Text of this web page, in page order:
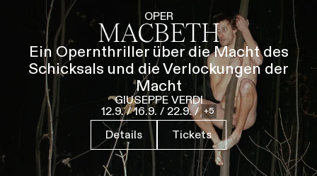
Führungen Jobs Kontakt
OPER
MACBETH
Ein Opernthriller über die Macht des
Schicksals und die Verlockungen der
Macht
GIUSEPPE VERDI
12.9. / 16.9. / 22.9. / 5
Details Tickets